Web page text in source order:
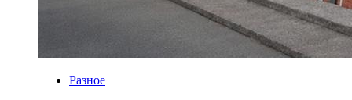
Разное